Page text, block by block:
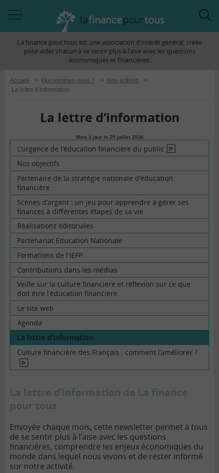
àLa finance pour tous est une association d’intérêt général, créée
pour aider chacun à se sentir plus à l’aise avec les questions
économiques et financières.
Accueil > Qui sommes-nous ? > Nos actions
>
La lettre d’information
La lettre d’information
Mise à jour le 29 juillet 2026
finance
pour
tous
L’urgence de l’éducation financière du public En
Nos objectifs
Partenaire de la stratégie nationale d’éducation
financière
Scènes d’argent : un jeu pour apprendre à gérer ses
finances à différentes étapes de sa vie
Réalisations éditoriales
Partenariat Education Nationale
Formations de l'IEFP
Contributions dans les médias
Veille sur la culture financière et réflexion sur ce que
doit être l’éducation financière
Le site web
Agenda
La lettre d'information
Culture financière des Français : comment l’améliorer ?
En
La lettre d’information de La finance
pour tous
Envoyée chaque mois, cette newsletter permet à tous
de se sentir plus à l’aise avec les questions
financières, comprendre les enjeux économiques du
monde dans lequel nous vivons et de rester informé
sur notre activité.